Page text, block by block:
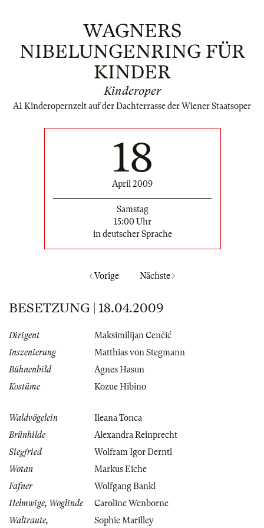
WAGNERS
NIBELUNGENRING FÜR
KINDER
Kinderoper
A1 Kinderopernzelt auf der Dachterrasse der Wiener Staatsoper
18
April 2009
Samstag
15:00 Uhr
in deutscher Sprache
Vorige Nächste
BESETZUNG | 18.04.2009
Dirigent
Maksimilijan Cenčić
Inszenierung
Matthias von Stegmann
Bühnenbild
Agnes Hasun
Kostüme
Kozue Hibino
Waldvögelein
Ileana Tonca
Brünhilde
Alexandra Reinprecht
Siegfried
Wolfram Igor Derntl
Wotan
Markus Eiche
Fafner
Wolfgang Bankl
Helmwige, Woglinde
Caroline Wenborne
Waltraute,
Sophie Marilley